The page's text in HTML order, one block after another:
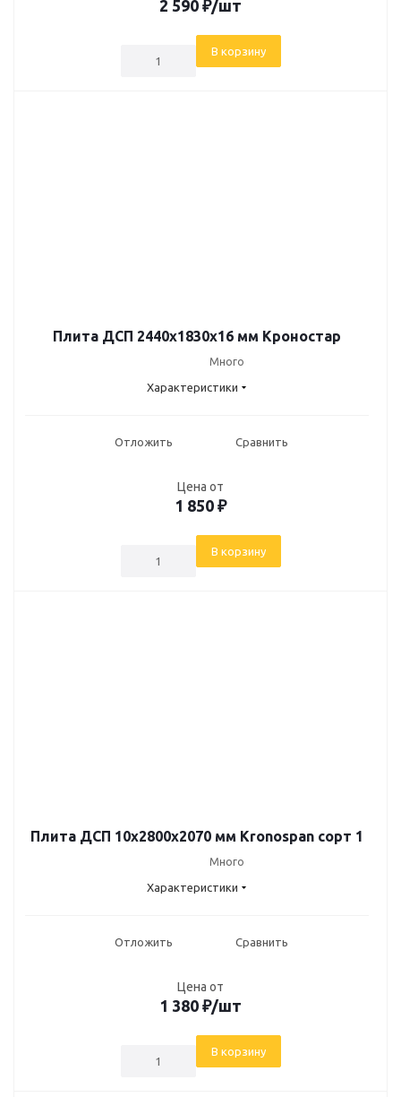
2 590 ₽/шт
В корзину
Плита ДСП 2440х1830х16 мм Кроностар
Много
Характеристики
Отложить Сравнить
Цена от
1 850 ₽
В корзину
Плита ДСП 10x2800x2070 мм Kronospan сорт 1
Много
Характеристики
Отложить Сравнить
Цена от
1 380 ₽/шт
В корзину